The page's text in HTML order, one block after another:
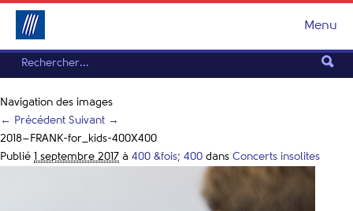
Menu
Navigation des images
← Précédent Suivant →
2018–FRANK-for_kids-400X400
Publié
1 septembre 2017 à 400 &fois; 400 dans Concerts insolites